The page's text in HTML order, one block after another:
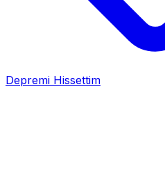
Depremi Hissettim